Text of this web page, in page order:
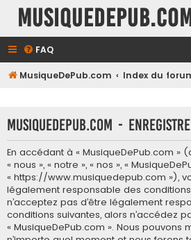
MusiqueDePub.com
FAQ
MusiqueDePub.com Index du
MusiqueDePub.com -
En accédant à « MusiqueDePub.com
« nous », « notre », « nos », «
« https://www.musiquedepub.com »),
légalement responsable des conditions
n’acceptez pas d’être légalement
conditions suivantes, alors n’accédez
« MusiqueDePub.com ». Nous